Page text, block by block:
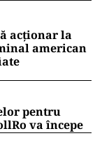
Urmărește
de
la rând!”